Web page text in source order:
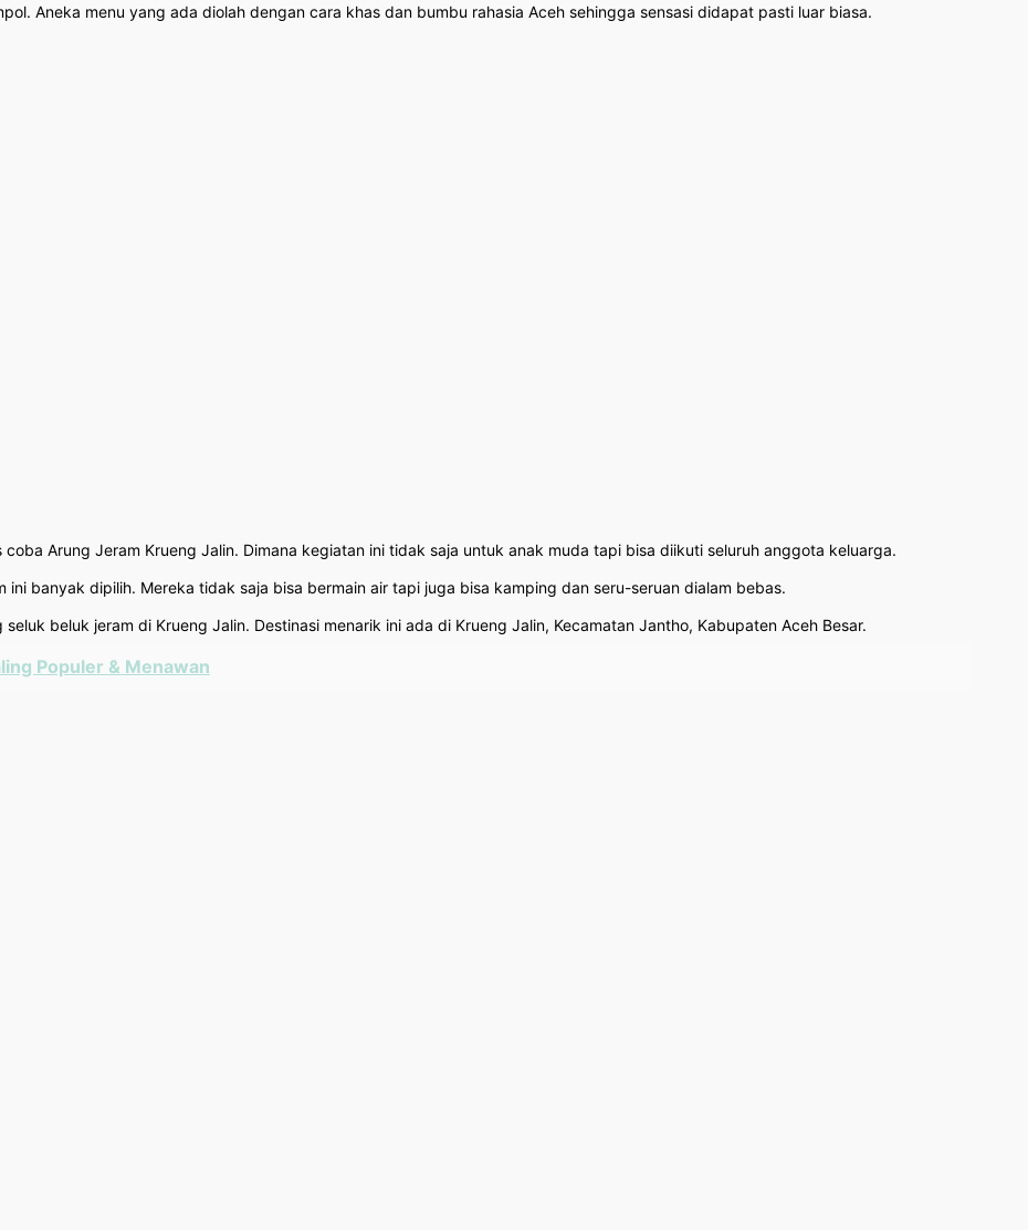
Aneka menu yang ada diolah dengan cara khas dan bumbu rahasia Aceh sehingga sensasi didapat pasti luar biasa.
Arung Jeram Krueng Jalin. Dimana kegiatan ini tidak saja untuk anak muda tapi bisa diikuti seluruh anggota keluarga.
banyak dipilih. Mereka tidak saja bisa bermain air tapi juga bisa kamping dan seru-seruan dialam bebas.
beluk jeram di Krueng Jalin. Destinasi menarik ini ada di Krueng Jalin, Kecamatan Jantho, Kabupaten Aceh Besar.
Populer & Menawan